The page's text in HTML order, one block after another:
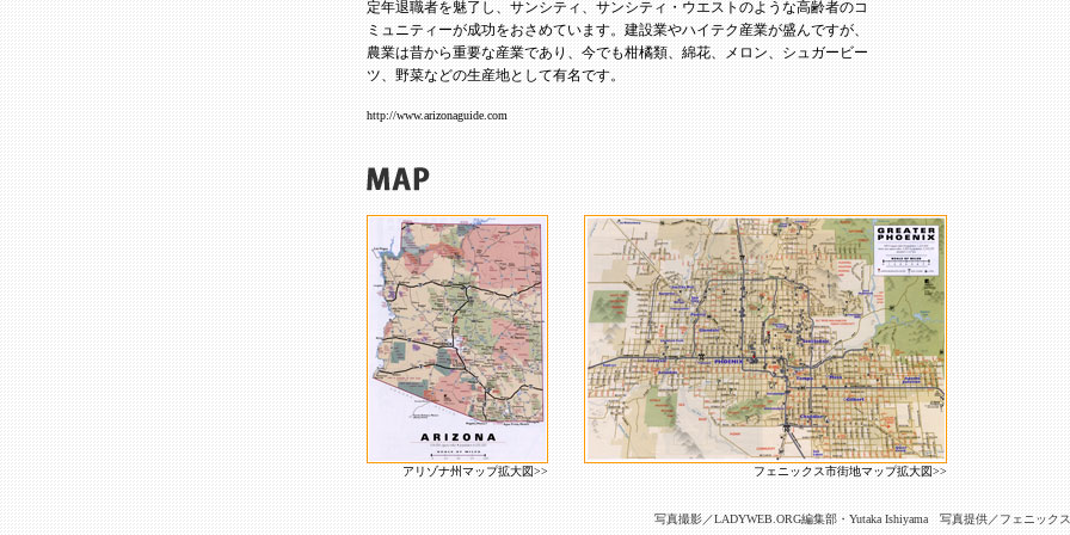
定年退職者を魅了し、サンシティ、サンシティ・ウエストのような高齢者のコ
ミュニティーが成功をおさめています。建設業やハイテク産業が盛んですが、
農業は昔から重要な産業であり、今でも柑橘類、綿花、メロン、シュガービー
ツ、野菜などの生産地として有名です。
http://www.arizonaguide.com
アリゾナ州マップ拡大図>> フェニックス市街地マップ拡大図>>
写真撮影／LADYWEB.ORG編集部・Yutaka Ishiyama 写真提供／フェニック